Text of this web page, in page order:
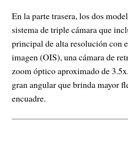
En la parte trasera, los dos
sistema de triple cámara que
principal de alta resolución con
imagen (OIS), una cámara de
zoom óptico aproximado de
gran angular que brinda mayor
encuadre.